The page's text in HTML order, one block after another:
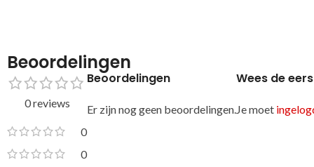
Beoordelingen
0 reviews
0
0
Beoordelingen
Er zijn nog geen beoordelingen.
Wees de
Je moet